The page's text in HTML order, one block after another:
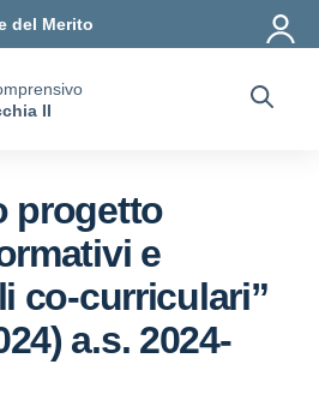
del Merito
II
progetto
e
co-curriculari”
a.s. 2024-